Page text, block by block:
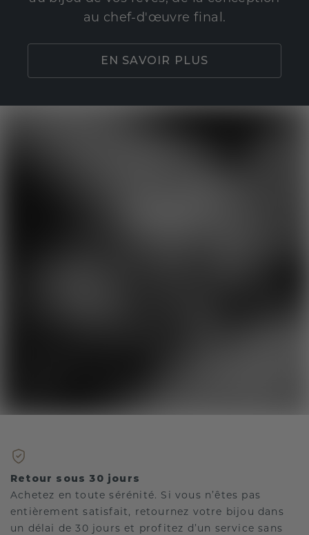
au chef-d'œuvre final.
EN SAVOIR PLUS
Retour sous 30 jours
Achetez en toute sérénité. Si vous n’êtes pas
entièrement satisfait, retournez votre bijou dans
un délai de 30 jours et profitez d’un service sans